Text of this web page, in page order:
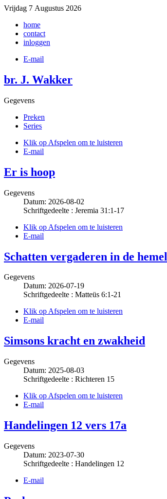
Vrijdag 7 Augustus 2026
home
contact
inloggen
E-mail
br. J. Wakker
Gegevens
Preken
Series
Klik op Afspelen om te luisteren
E-mail
Er is hoop
Gegevens
Datum: 2026-08-02
Schriftgedeelte : Jeremia 31:1-17
Klik op Afspelen om te luisteren
E-mail
Schatten vergaderen in de hemel
Gegevens
Datum: 2026-07-19
Schriftgedeelte : Matteüs 6:1-21
Klik op Afspelen om te luisteren
E-mail
Simsons kracht en zwakheid
Gegevens
Datum: 2025-08-03
Schriftgedeelte : Richteren 15
Klik op Afspelen om te luisteren
E-mail
Handelingen 12 vers 17a
Gegevens
Datum: 2023-07-30
Schriftgedeelte : Handelingen 12
E-mail